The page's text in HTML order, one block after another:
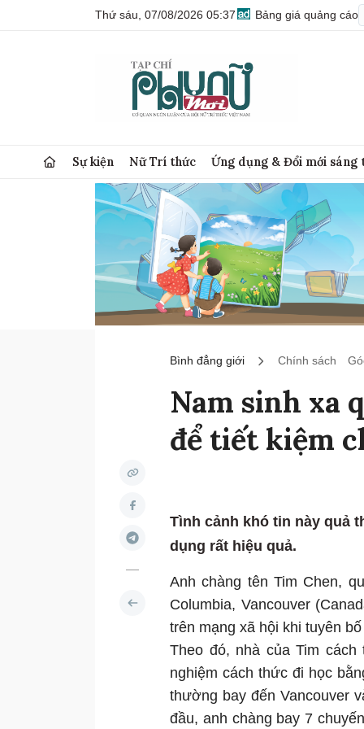
Thứ sáu, 07/08/2026 05:37 Bảng giá quảng cáo
Sự kiện Nữ Trí thức Ứng dụng & Đổi mới sáng
Bình đẳng giới Chính sách
Nam sinh xa
để tiết kiệm
Tình cảnh khó tin này quả
dụng rất hiệu quả.
Anh chàng tên Tim Chen,
Columbia, Vancouver
trên mạng xã hội khi tuyên
Theo đó, nhà của Tim
nghiệm cách thức đi học
thường bay đến Vancouver
đầu, anh chàng bay 7